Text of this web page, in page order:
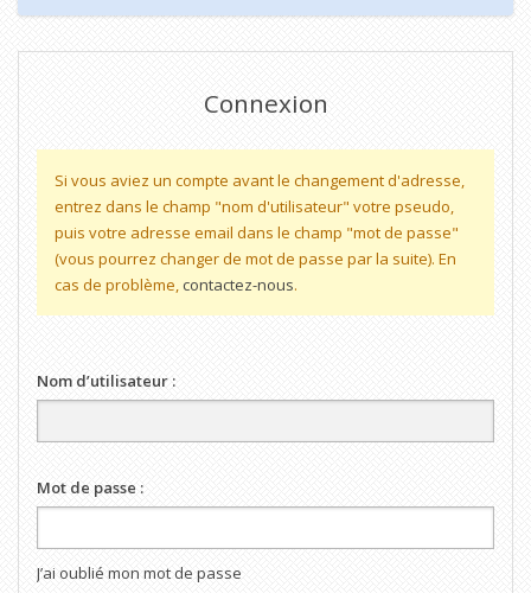
Connexion
Si vous aviez un compte avant le changement d'adresse,
entrez dans le champ "nom d'utilisateur" votre pseudo,
puis votre adresse email dans le champ "mot de passe"
(vous pourrez changer de mot de passe par la suite). En
cas de problème, contactez-nous.
Nom d’utilisateur :
Mot de passe :
J’ai oublié mon mot de passe